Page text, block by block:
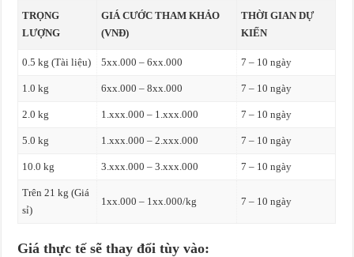
TRỌNG
LƯỢNG
GIÁ CƯỚC THAM KHẢO
(VNĐ)
THỜI GIAN DỰ
KIẾN
0.5 kg (Tài liệu) 5xx.000 – 6xx.000 7 – 10 ngày
1.0 kg 6xx.000 – 8xx.000 7 – 10 ngày
2.0 kg 1.xxx.000 – 1.xxx.000 7 – 10 ngày
5.0 kg 1.xxx.000 – 2.xxx.000 7 – 10 ngày
10.0 kg 3.xxx.000 – 3.xxx.000 7 – 10 ngày
Trên 21 kg (Giá
sỉ)
1xx.000 – 1xx.000/kg 7 – 10 ngày
Giá thực tế sẽ thay đổi tùy vào: